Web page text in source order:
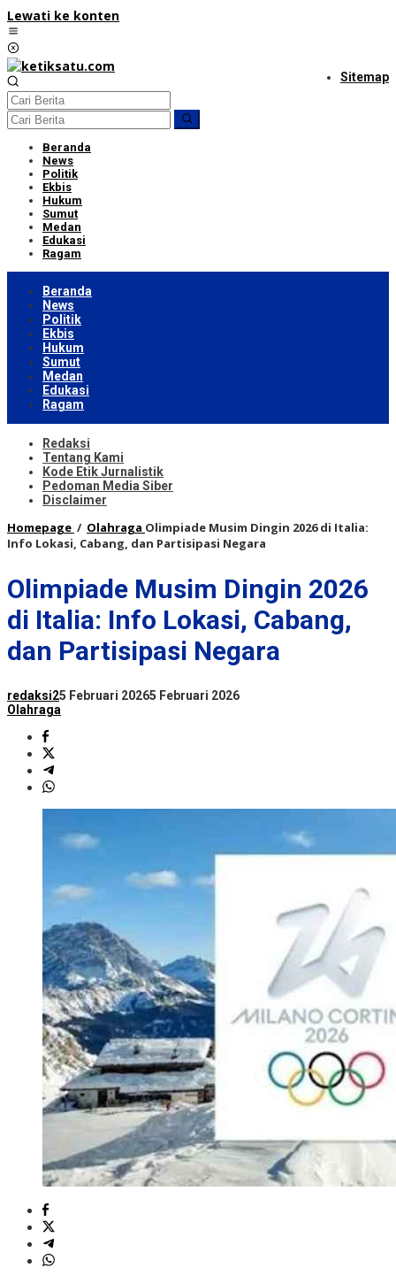
Lewati ke konten
Sitemap
Beranda
News
Politik
Ekbis
Hukum
Sumut
Medan
Edukasi
Ragam
Beranda
News
Politik
Ekbis
Hukum
Sumut
Medan
Edukasi
Ragam
Redaksi
Tentang Kami
Kode Etik Jurnalistik
Pedoman Media Siber
Disclaimer
Homepage / Olahraga Olimpiade Musim Dingin 2026 di Italia:
Info Lokasi, Cabang, dan Partisipasi Negara
Olimpiade Musim Dingin 2026
di Italia: Info Lokasi, Cabang,
dan Partisipasi Negara
redaksi25 Februari 20265 Februari 2026
Olahraga